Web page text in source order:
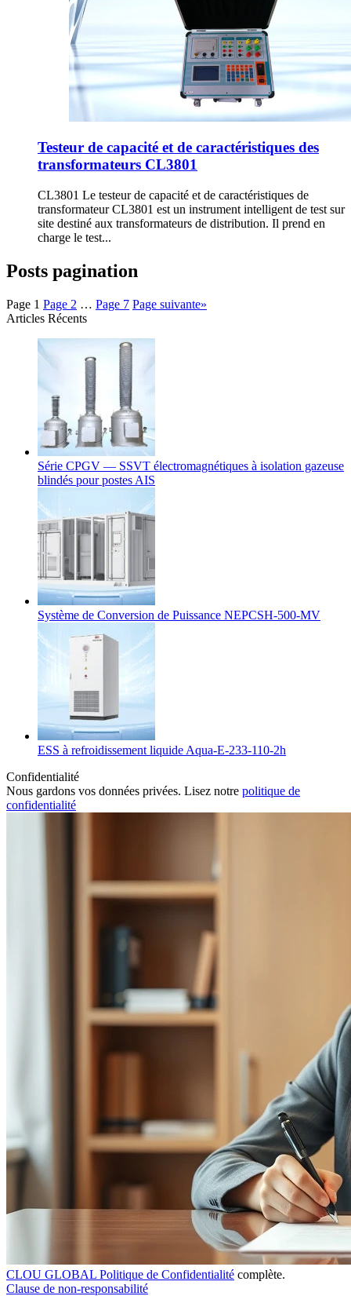
Testeur de capacité et de caractéristiques des
transformateurs CL3801
CL3801 Le testeur de capacité et de caractéristiques de
transformateur CL3801 est un instrument intelligent de test sur
site destiné aux transformateurs de distribution. Il prend en
charge le test...
Posts pagination
Page 1 Page 2 … Page 7 Page suivante»
Articles Récents
Série CPGV — SSVT électromagnétiques à isolation gazeuse
blindés pour postes AIS
Système de Conversion de Puissance NEPCSH-500-MV
ESS à refroidissement liquide Aqua-E-233-110-2h
Confidentialité
Nous gardons vos données privées. Lisez notre politique de
confidentialité
CLOU GLOBAL Politique de Confidentialité complète.
Clause de non-responsabilité